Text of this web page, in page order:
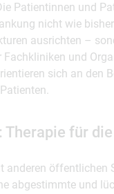
Patientinnen und
nicht wie
ausrichten –
Fachkliniken und
sich an den
Therapie für
anderen öffentlichen
abgestimmte und